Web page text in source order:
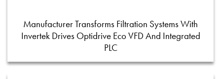
Manufacturer Transforms Filtration Systems With
Invertek Drives Optidrive Eco VFD And Integrated
PLC